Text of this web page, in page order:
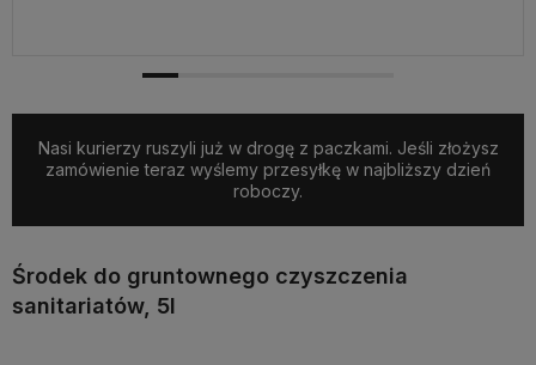
Nasi kurierzy ruszyli już w drogę z paczkami. Jeśli złożysz
zamówienie teraz wyślemy przesyłkę w najbliższy dzień
roboczy.
Środek do gruntownego czyszczenia
sanitariatów, 5l